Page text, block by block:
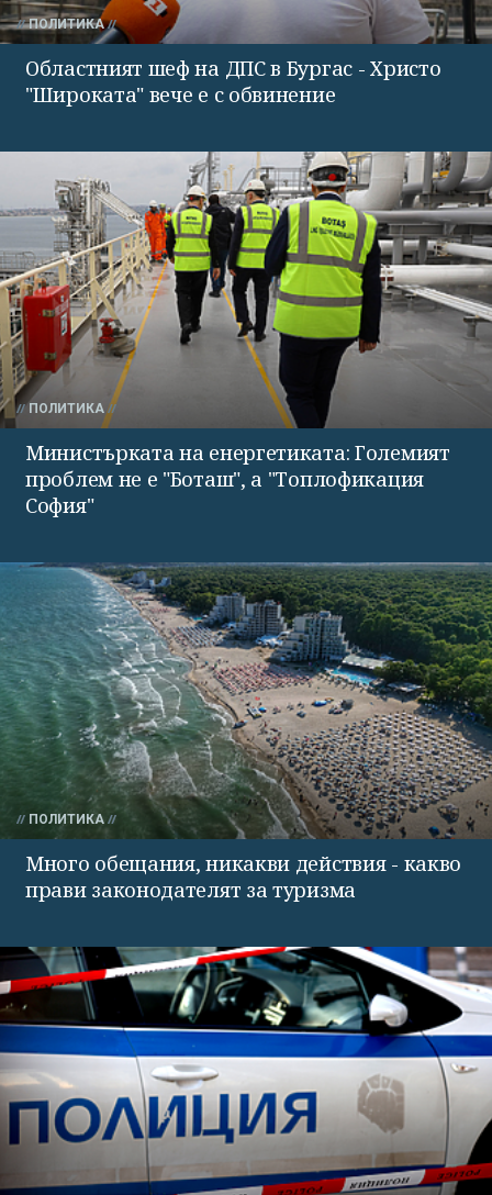
ПОЛИТИКА
Областният шеф на ДПС в Бургас - Христо
"Широката" вече е с обвинение
ПОЛИТИКА
Министърката на енергетиката: Големият
проблем не е "Боташ", а "Топлофикация
София"
ПОЛИТИКА
Много обещания, никакви действия - какво
прави законодателят за туризма